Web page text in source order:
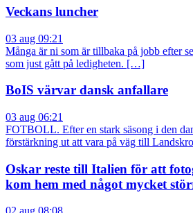
Veckans luncher
03 aug 09:21
Många är ni som är tillbaka på jobb efter
som just gått på ledigheten. […]
BoIS värvar dansk anfallare
03 aug 06:21
FOTBOLL. Efter en stark säsong i den
förstärkning ut att vara på väg till
Oskar reste till Italien för att
kom hem med något mycket